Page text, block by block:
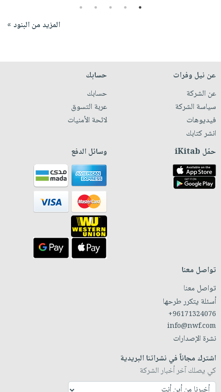
1
2
3
4
5
المزيد من البنود »
عن نيل وفرات
عن الشركة
سياسة الشركة
فيديوهات
انشر كتابك
حسابك
حسابك
عربة التسوق
لائحة الأمنيات
حمّل iKitab وسائل الدفع
تواصل معنا
تواصل معنا
أسئلة يتكرر طرحها
+96171324076
info@nwf.com
نشرة الإصدارات
اشترك مجاناً في نشراتنا البريدية
كي يصلك آخر أخبار الشركة